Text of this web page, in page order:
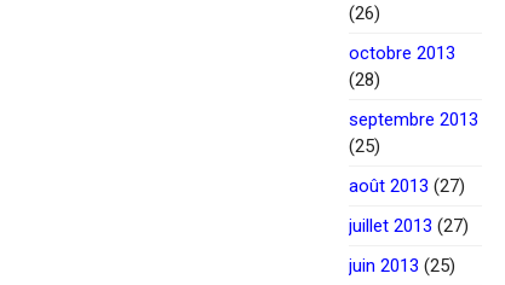
(26)
octobre 2013
(28)
septembre 2013
(25)
août 2013 (27)
juillet 2013 (27)
juin 2013 (25)